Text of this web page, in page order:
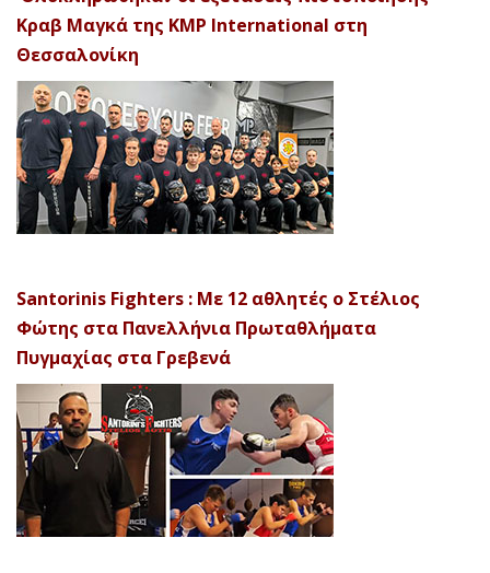
Κραβ Μαγκά της KMP International στη
Θεσσαλονίκη
Santorinis Fighters : Με 12 αθλητές ο Στέλιος
Φώτης στα Πανελλήνια Πρωταθλήματα
Πυγμαχίας στα Γρεβενά